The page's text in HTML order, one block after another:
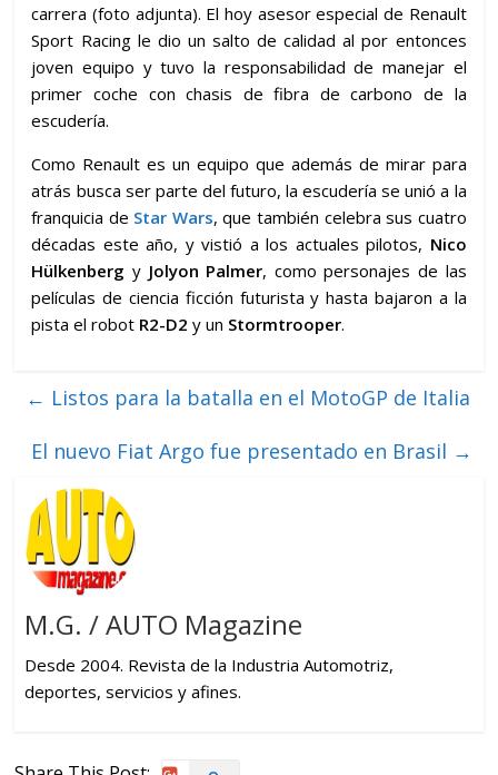
carrera (foto adjunta). El hoy asesor especial de Renault
Sport Racing le dio un salto de calidad al por entonces
joven equipo y tuvo la responsabilidad de manejar el
primer coche con chasis de fibra de carbono de la
escudería.
Como Renault es un equipo que además de mirar para
atrás busca ser parte del futuro, la escudería se unió a la
franquicia de Star Wars, que también celebra sus cuatro
décadas este año, y vistió a los actuales pilotos, Nico
Hülkenbergy Jolyon Palmer, como personajes de las
películas de ciencia ficción futurista y hasta bajaron a la
pista el robot R2-D2 y un Stormtrooper.
← Listos para la batalla en el MotoGP de Italia
El nuevo Fiat Argo fue presentado en Brasil →
M.G. / AUTO Magazine
Desde 2004. Revista de la Industria Automotriz,
deportes, servicios y afines.